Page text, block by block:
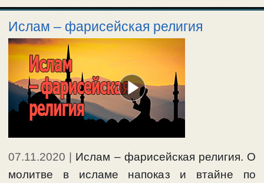
Ислам – фарисейская религия
07.11.2020
Ислам – фарисейская религия. О
молитве в исламе напоказ и втайне по